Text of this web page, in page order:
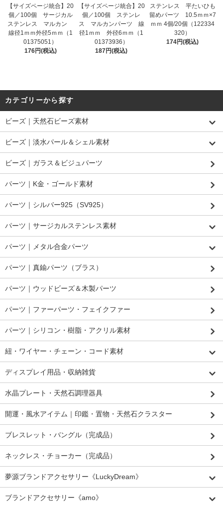
【サイズページ統合】20
個／100個 サージカル
ステンレス マルカン
線径1ｍｍ外径5ｍｍ（1
01375051）
176円(税込)
【サイズページ統合】20
個／100個 ステンレ
ス マルカンパーツ 線
径1ｍｍ 外径6ｍｍ（1
01373936）
187円(税込)
ステンレス 平たいひも
留めパーツ 10.5ｍｍ×7
ｍｍ 4個/20個（122334
320）
174円(税込)
カテゴリーから探す
ビーズ｜天然石ビーズ素材
ビーズ｜淡水パール＆シェル素材
ビーズ｜ガラス＆ビジュパーツ
パーツ｜K金・ゴールド素材
パーツ｜シルバー925（SV925）
パーツ｜サージカルステンレス素材
パーツ｜メタル合金パーツ
パーツ｜真鍮パーツ（ブラス）
パーツ｜ウッドビーズ＆木製パーツ
パーツ｜ファーパーツ・フェイクファー
パーツ｜シリコン・樹脂・アクリル素材
紐・ワイヤー・チェーン・コード素材
ディスプレイ用品・収納雑貨
水晶プレート・天然石調理器具
開運・風水アイテム｜印鑑・置物・天然石クラスター
ブレスレット・バングル（完成品）
ネックレス・チョーカー（完成品）
夢源ブランドアクセサリー《LuckyDream》
ブランドアクセサリー《amo》